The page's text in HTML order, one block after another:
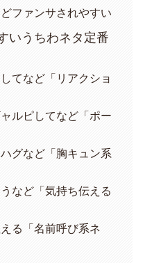
ファンサされやすい
いうちわネタ定番
てなど「リアクショ
ルピしてなど「ポー
グなど「胸キュン系
など「気持ち伝える
る「名前呼び系ネ